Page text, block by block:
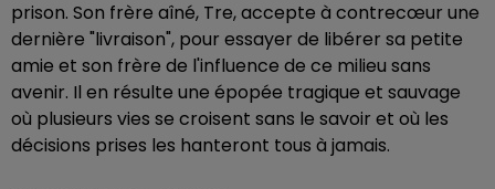
prison. Son frère aîné, Tre, accepte à contrecœur une
dernière "livraison", pour essayer de libérer sa petite
amie et son frère de l'influence de ce milieu sans
avenir. Il en résulte une épopée tragique et sauvage
où plusieurs vies se croisent sans le savoir et où les
décisions prises les hanteront tous à jamais.